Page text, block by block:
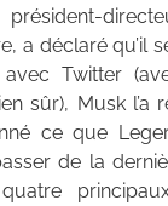
président-
a déclaré qu’il
Twitter
sûr), Musk l’a
ce que
de la